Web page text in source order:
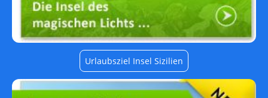
Urlaubsziel Insel Sizilien